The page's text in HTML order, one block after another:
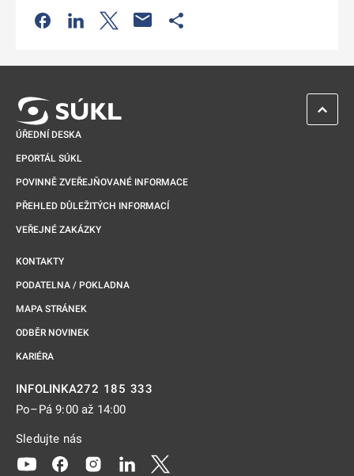
Odkaz se otevře na nové kartě
Odkaz se otevře na nové kartě
Odkaz se otevře na nové kartě
ÚŘEDNÍ DESKA
EPORTÁL SÚKL
POVINNĚ ZVEŘEJŇOVANÉ INFORMACE
PŘEHLED DŮLEŽITÝCH INFORMACÍ
VEŘEJNÉ ZAKÁZKY
KONTAKTY
PODATELNA / POKLADNA
MAPA STRÁNEK
ODBĚR NOVINEK
KARIÉRA
INFOLINKA272 185 333
Po–Pá 9:00 až 14:00
Sledujte nás
Odkaz se otevře na nové kartě
Odkaz se otevře na nové kartě
Odkaz se otevře na nové kartě
Odkaz se otevře na nové kartě
ZPĚT